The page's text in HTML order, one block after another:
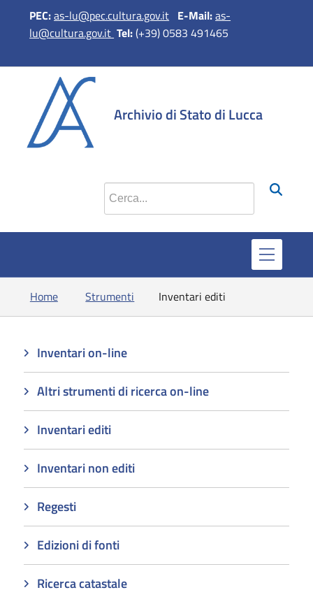
PEC:as-lu@pec.cultura.gov.it E-Mail:as-
lu@cultura.gov.it Tel:(+39) 0583 491465
Archivio di Stato di Lucca
Cerca nel sito
Home Strumenti Inventari editi
Inventari on-line
Altri strumenti di ricerca on-line
Inventari editi
Inventari non editi
Regesti
Edizioni di fonti
Ricerca catastale